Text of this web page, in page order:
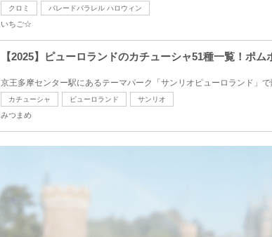
クロミ パレードパラレル ハロウィン
いちご☆
【2025】ピューロランドのカチューシャ51種一覧！ポ
京王多摩センター駅にあるテーマパーク「サンリオピューロランド」
カチューシャ ピューロランド サンリオ
みつまめ